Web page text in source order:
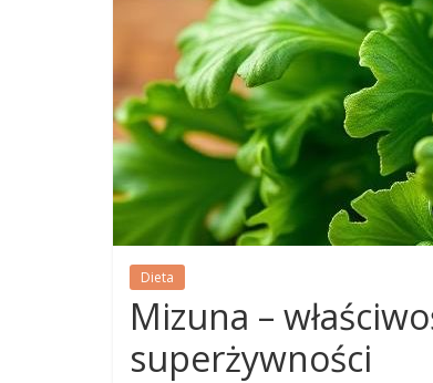
Dieta
Mizuna –
superżywności